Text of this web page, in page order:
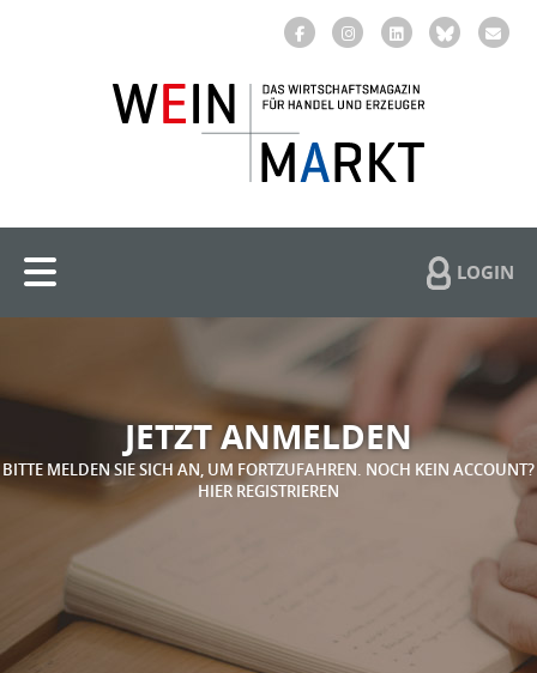
LOGIN
JETZT ANMELDEN
BITTE MELDEN SIE SICH AN, UM FORTZUFAHREN. NOCH KEIN ACCOUNT?
HIER REGISTRIEREN